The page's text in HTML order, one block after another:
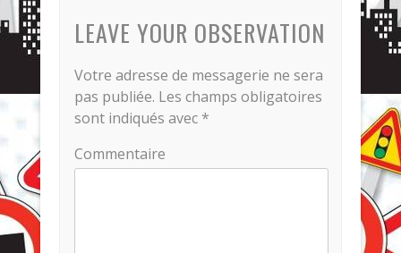
LEAVE YOUR OBSERVATION
Votre adresse de messagerie ne sera
pas publiée. Les champs obligatoires
sont indiqués avec *
Commentaire